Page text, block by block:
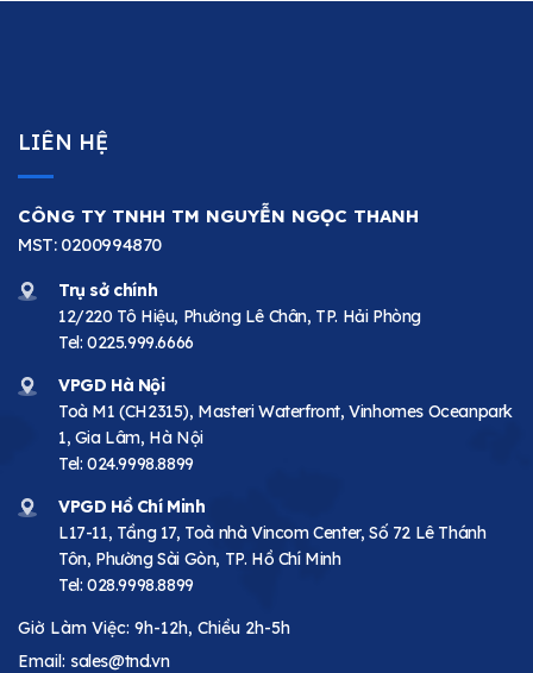
LIÊN HỆ
CÔNG TY TNHH TM NGUYỄN NGỌC THANH
MST: 0200994870
Trụ sở chính
12/220 Tô Hiệu, Phường Lê Chân, TP. Hải Phòng
Tel: 0225.999.6666
VPGD Hà Nội
Toà M1 (CH2315), Masteri Waterfront, Vinhomes Oceanpark
1, Gia Lâm, Hà Nội
Tel: 024.9998.8899
VPGD Hồ Chí Minh
L17-11, Tầng 17, Toà nhà Vincom Center, Số 72 Lê Thánh
Tôn, Phường Sài Gòn, TP. Hồ Chí Minh
Tel: 028.9998.8899
Giờ Làm Việc: 9h-12h, Chiều 2h-5h
Email: sales@tnd.vn